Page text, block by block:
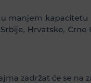
manjem
Hrvatske,
zadržat će se na